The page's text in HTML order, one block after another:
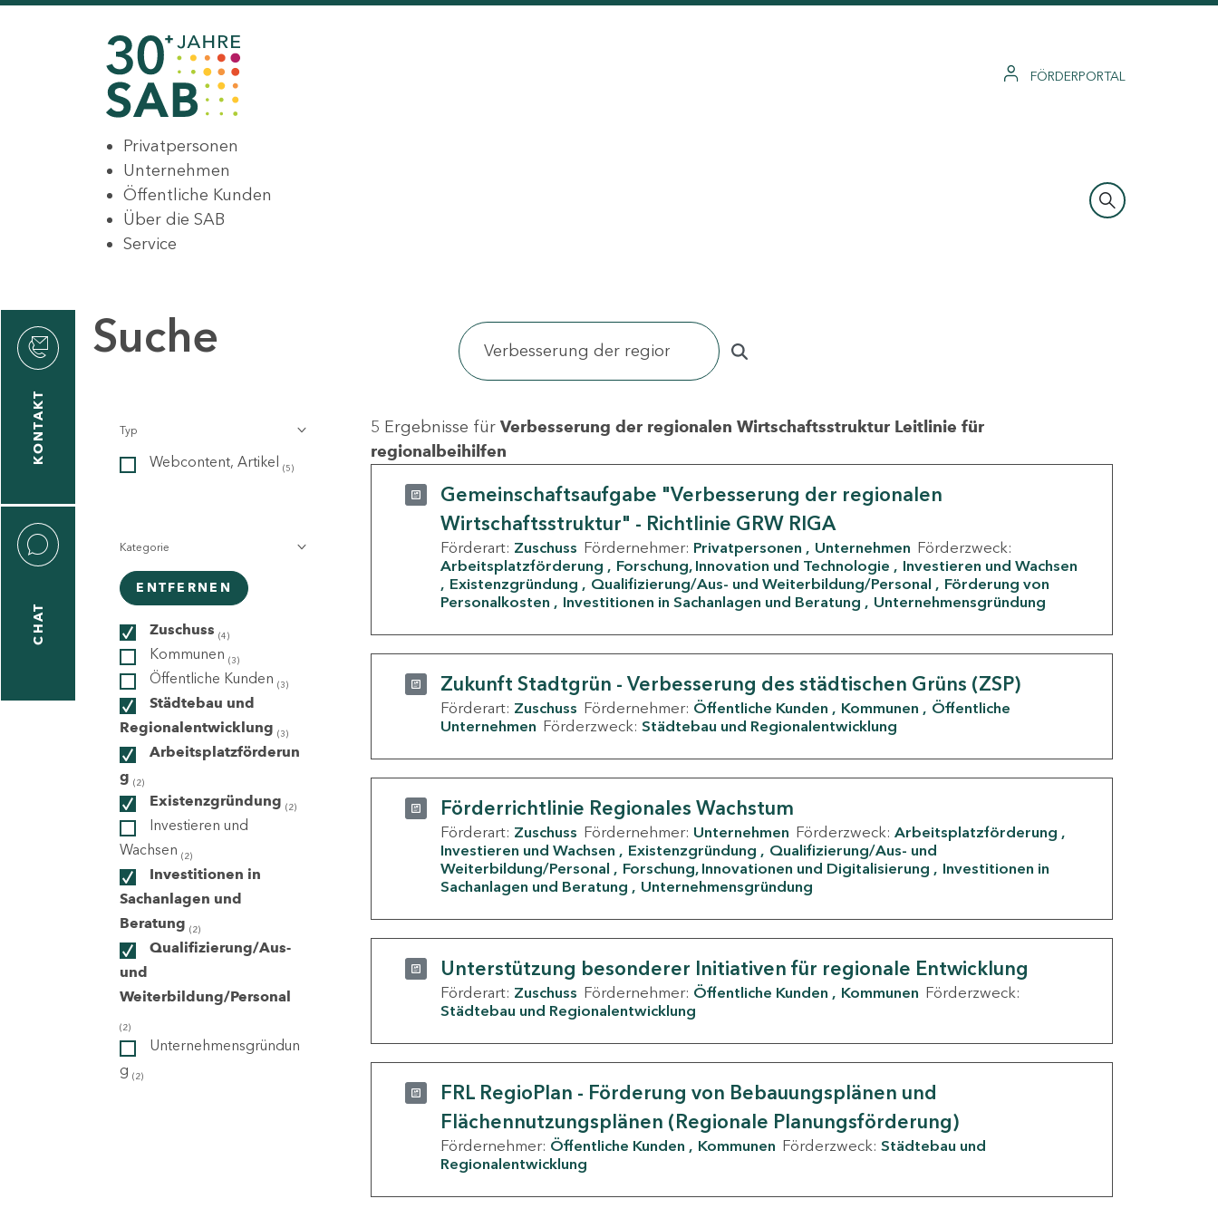
FÖRDERPORTAL
Privatpersonen
Unternehmen
Öffentliche Kunden
Über die SAB
Service
KONTAKT
CHAT
Suche
Typ
Webcontent, Artikel (5)
Kategorie
ENTFERNEN
Zuschuss (4)
Kommunen (3)
Öffentliche Kunden (3)
Städtebau und
Regionalentwicklung (3)
Arbeitsplatzförderun
g (2)
Existenzgründung (2)
Investieren und
Wachsen (2)
Investitionen in
Sachanlagen und
Beratung (2)
Qualifizierung/Aus-
und
Weiterbildung/Personal
(2)
Unternehmensgründun
g (2)
5 Ergebnisse für Verbesserung der regionalen Wirtschaftsstruktur Leitlinie für
regionalbeihilfen
Gemeinschaftsaufgabe "Verbesserung der regionalen
Wirtschaftsstruktur" - Richtlinie GRW RIGA
Förderart: Zuschuss Fördernehmer: Privatpersonen Unternehmen Förderzweck:
Arbeitsplatzförderung
Forschung, Innovation und Technologie
Investieren und Wachsen
Existenzgründung
Qualifizierung/Aus- und Weiterbildung/Personal
Förderung von
Personalkosten
Investitionen in Sachanlagen und Beratung Unternehmensgründung
Zukunft Stadtgrün - Verbesserung des städtischen Grüns (ZSP)
Förderart: Zuschuss Fördernehmer: Öffentliche Kunden Kommunen
Öffentliche
Unternehmen Förderzweck: Städtebau und Regionalentwicklung
Förderrichtlinie Regionales Wachstum
Förderart: Zuschuss Fördernehmer: Unternehmen Förderzweck: Arbeitsplatzförderung
Investieren und Wachsen
Existenzgründung
Qualifizierung/Aus- und
Weiterbildung/Personal
Forschung, Innovationen und Digitalisierung
Investitionen in
Sachanlagen und Beratung
Unternehmensgründung
Unterstützung besonderer Initiativen für regionale Entwicklung
Förderart: Zuschuss Fördernehmer: Öffentliche Kunden Kommunen Förderzweck:
Städtebau und Regionalentwicklung
FRL RegioPlan - Förderung von Bebauungsplänen und
Flächennutzungsplänen (Regionale Planungsförderung)
Fördernehmer: Öffentliche Kunden Kommunen Förderzweck: Städtebau und
Regionalentwicklung